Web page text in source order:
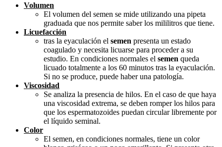
Volumen
El volumen del semen se mide utilizando una pipeta
graduada que nos permite saber los mililitros que tiene.
Licuefacción
tras la eyaculación el semen presenta un estado
coagulado y necesita licuarse para proceder a su
estudio. En condiciones normales el semen queda
licuado totalmente a los 60 minutos tras la eyaculación.
Si no se produce, puede haber una patología.
Viscosidad
Se analiza la presencia de hilos. En el caso de que haya
una viscosidad extrema, se deben romper los hilos para
que los espermatozoides puedan circular libremente por
el líquido seminal.
Color
El semen, en condiciones normales, tiene un color